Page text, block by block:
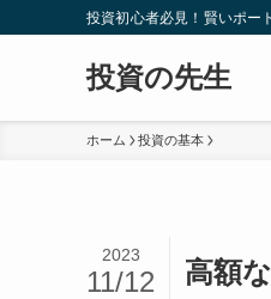
投資初心者必見！賢いポー
投資の先生
ホーム 投資の基本
高額
2023
11/12